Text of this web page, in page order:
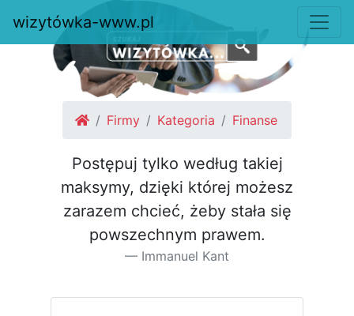
Firmy Kategoria Finanse
Postępuj tylko według takiej
maksymy, dzięki której możesz
za­razem chcieć, żeby stała się
pow­szechnym prawem.
Immanuel Kant
wizytówka-www.pl